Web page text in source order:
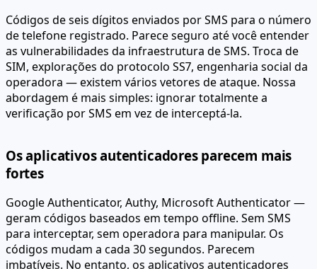
Códigos de seis dígitos enviados por SMS para o número
de telefone registrado. Parece seguro até você entender
as vulnerabilidades da infraestrutura de SMS. Troca de
SIM, explorações do protocolo SS7, engenharia social da
operadora — existem vários vetores de ataque. Nossa
abordagem é mais simples: ignorar totalmente a
verificação por SMS em vez de interceptá-la.
Os aplicativos autenticadores parecem mais
fortes
Google Authenticator, Authy, Microsoft Authenticator —
geram códigos baseados em tempo offline. Sem SMS
para interceptar, sem operadora para manipular. Os
códigos mudam a cada 30 segundos. Parecem
imbatíveis. No entanto, os aplicativos autenticadores